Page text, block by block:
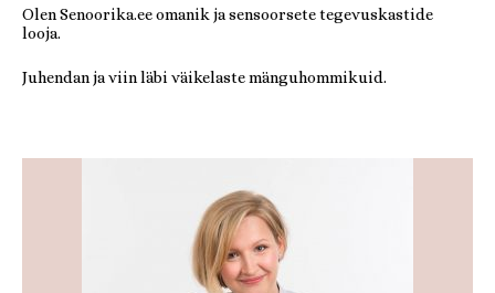
Olen Senoorika.ee omanik ja sensoorsete tegevuskastide
looja.
Juhendan ja viin läbi väikelaste mänguhommikuid.